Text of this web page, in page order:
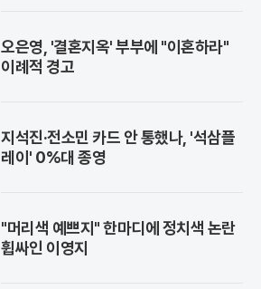
오은영, '결혼지옥' 부부에 "이혼하라"
이례적 경고
지석진·전소민 카드 안 통했나, '석삼플
레이' 0%대 종영
"머리색 예쁘지" 한마디에 정치색 논란
휩싸인 이영지